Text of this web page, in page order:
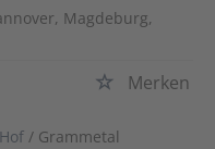
Magdeburg,
Merken
/ Grammetal